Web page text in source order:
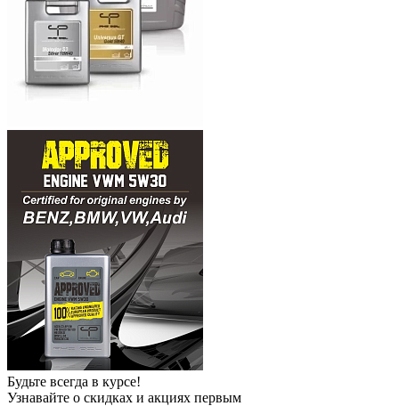
Будьте всегда в курсе!
Узнавайте о скидках и акциях первым